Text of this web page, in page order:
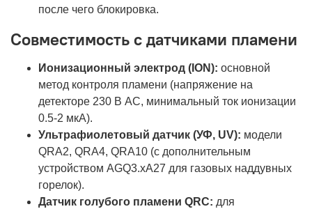
после чего блокировка.
Совместимость с датчиками пламени
Ионизационный электрод (ION): основной
метод контроля пламени (напряжение на
детекторе 230 В AC, минимальный ток ионизации
0.5-2 мкА).
Ультрафиолетовый датчик (УФ, UV): модели
QRA2, QRA4, QRA10 (с дополнительным
устройством AGQ3.xA27 для газовых наддувных
горелок).
Датчик голубого пламени QRC: для